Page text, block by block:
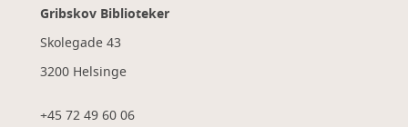
Gribskov Biblioteker
Skolegade 43
3200 Helsinge
+45 72 49 60 06